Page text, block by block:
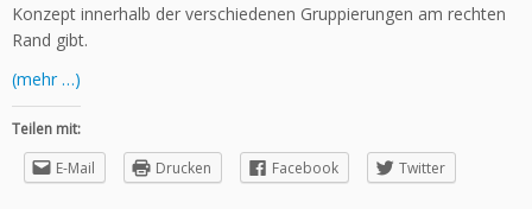
Konzept innerhalb der verschiedenen Gruppierungen am rechten
Rand gibt.
(mehr …)
Teilen mit:
E-Mail
Drucken Facebook Twitter